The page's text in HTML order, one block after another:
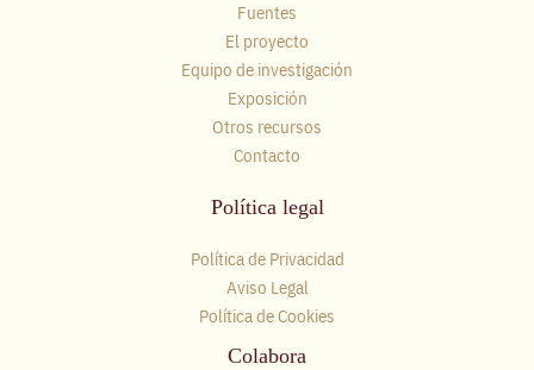
Fuentes
El proyecto
Equipo de investigación
Exposición
Otros recursos
Contacto
Política legal
Política de Privacidad
Aviso Legal
Política de Cookies
Colabora